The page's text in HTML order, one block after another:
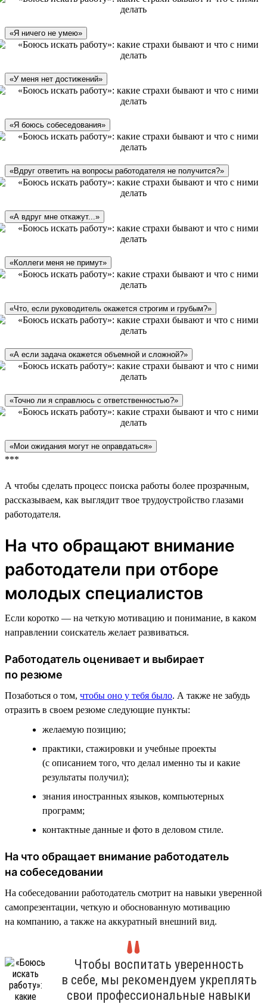
«Я ничего не умею»
«У меня нет достижений»
«Я боюсь собеседования»
«Вдруг ответить на вопросы работодателя не получится?»
«А вдруг мне откажут...»
«Коллеги меня не примут»
«Что, если руководитель окажется строгим и грубым?»
«А если задача окажется объемной и сложной?»
«Точно ли я справлюсь с ответственностью?»
«Мои ожидания могут не оправдаться»
***
А чтобы сделать процесс поиска работы более прозрачным,
рассказываем, как выглядит твое трудоустройство глазами
работодателя.
На что обращают внимание
работодатели при отборе
молодых специалистов
Если коротко — на четкую мотивацию и понимание, в каком
направлении соискатель желает развиваться.
Работодатель оценивает и выбирает
по резюме
Позаботься о том, чтобы оно у тебя было. А также не забудь
отразить в своем резюме следующие пункты:
желаемую позицию;
практики, стажировки и учебные проекты
(с описанием того, что делал именно ты и какие
результаты получил);
знания иностранных языков, компьютерных
программ;
контактные данные и фото в деловом стиле.
На что обращает внимание работодатель
на собеседовании
На собеседовании работодатель смотрит на навыки уверенной
самопрезентации, четкую и обоснованную мотивацию
на компанию, а также на аккуратный внешний вид.
Чтобы воспитать уверенность
в себе, мы рекомендуем укреплять
свои профессиональные навыки